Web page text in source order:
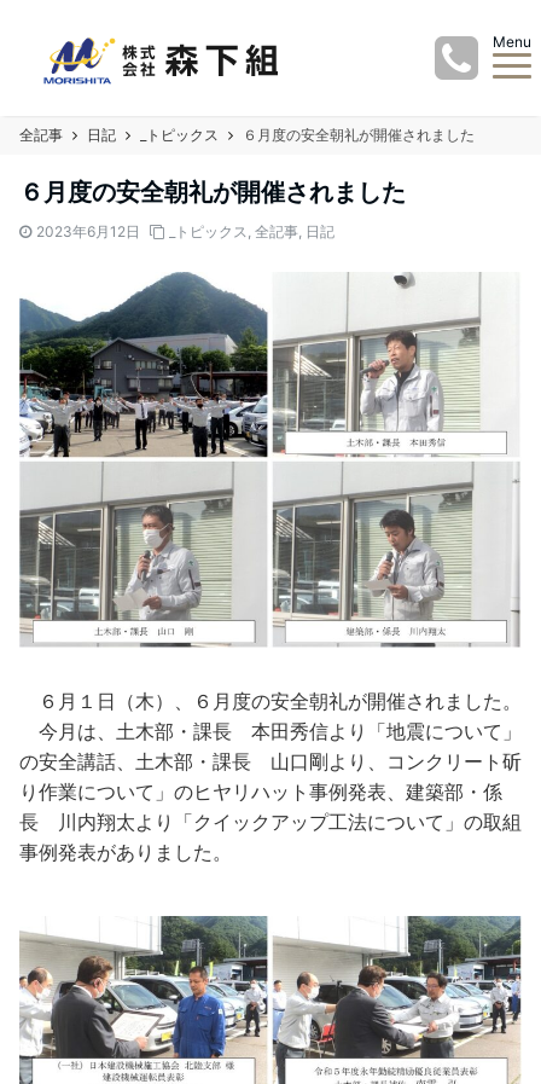
Menu
全記事 日記 _トピックス ６月度の安全朝礼が開催されました
６月度の安全朝礼が開催されました
2023年6月12日 _トピックス, 全記事, 日記
６月１日（木）、６月度の安全朝礼が開催されました。
今月は、土木部・課長 本田秀信より「地震について」
の安全講話、土木部・課長 山口剛より、コンクリート斫
り作業について」のヒヤリハット事例発表、建築部・係
長 川内翔太より「クイックアップ工法について」の取組
事例発表がありました。